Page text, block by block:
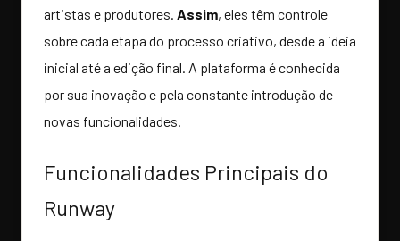
artistas e produtores. Assim, eles têm controle
sobre cada etapa do processo criativo, desde a ideia
inicial até a edição final. A plataforma é conhecida
por sua inovação e pela constante introdução de
novas funcionalidades.
Funcionalidades Principais do
Runway